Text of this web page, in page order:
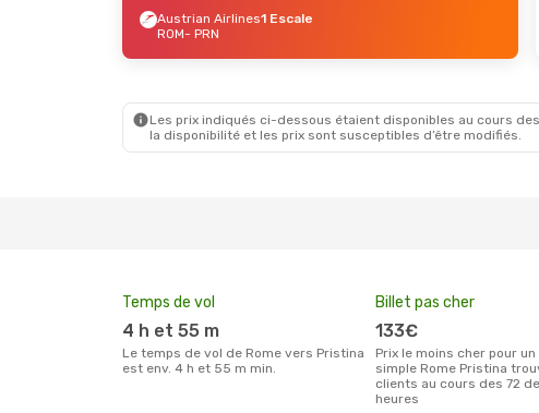
Austrian Airlines1 Escale
ROM- PRN
Les prix indiqués ci-dessous étaient disponibles au cours
la disponibilité et les prix sont susceptibles d’être modifiés.
Temps de vol
4 h et 55 m
Le temps de vol de Rome vers Pristina
est env. 4 h et 55 m min.
Billet pas cher
133€
Prix le moins cher pour un billet aller
simple Rome Pristina
clients au cours des 72
heures